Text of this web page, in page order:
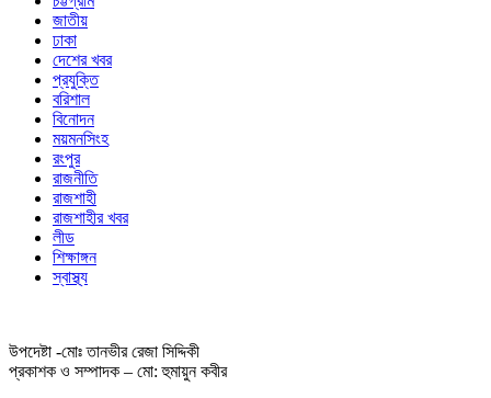
জাতীয়
ঢাকা
দেশের খবর
প্রযুক্তি
বরিশাল
বিনোদন
ময়মনসিংহ
রংপুর
রাজনীতি
রাজশাহী
রাজশাহীর খবর
লীড
শিক্ষাঙ্গন
স্বাস্থ্য
উপদেষ্টা -মোঃ তানভীর রেজা সিদ্দিকী
প্রকাশক ও সম্পাদক – মো: হুমায়ুন কবীর